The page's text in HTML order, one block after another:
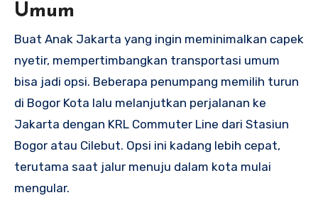
Umum
Buat Anak Jakarta yang ingin meminimalkan capek
nyetir, mempertimbangkan transportasi umum
bisa jadi opsi. Beberapa penumpang memilih turun
di Bogor Kota lalu melanjutkan perjalanan ke
Jakarta dengan KRL Commuter Line dari Stasiun
Bogor atau Cilebut. Opsi ini kadang lebih cepat,
terutama saat jalur menuju dalam kota mulai
mengular.